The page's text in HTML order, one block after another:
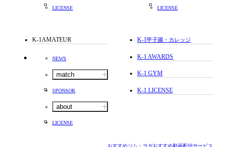
LICENSE LICENSE
K-1AMATEUR
NEWS
match
SPONSOR
about
LICENSE
K-1甲子園・カレッジ
K-1 AWARDS
K-1 GYM
K-1 LICENSE
おすすめジム・ヨガおすすめ動画配信サービス